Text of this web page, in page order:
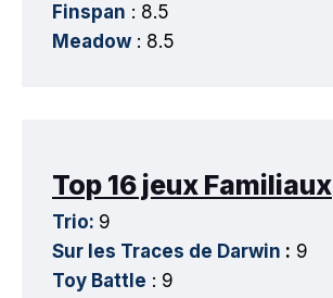
Finspan : 8.5
Meadow : 8.5
Top 16 jeux Familiaux
Trio: 9
Sur les Traces de Darwin : 9
Toy Battle : 9